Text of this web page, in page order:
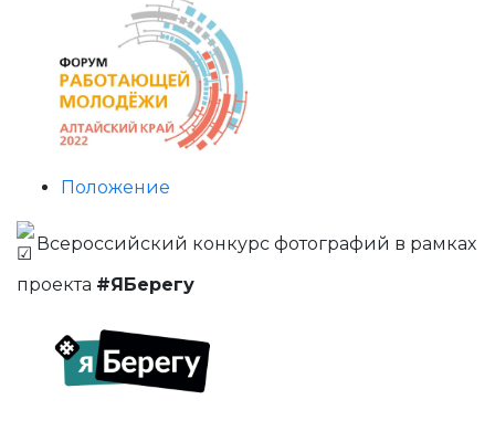
Положение
Всероссийский конкурс фотографий в рамках
проекта #ЯБерегу